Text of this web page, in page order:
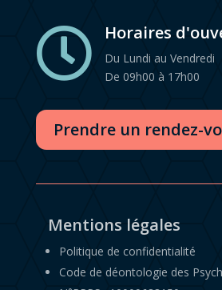
 Horaires
Du Lundi au Vendredi
De 09h00 à 17h00
Prendre un rendez-
Mentions légales
Politique de confidentialité
Code de déontologie des